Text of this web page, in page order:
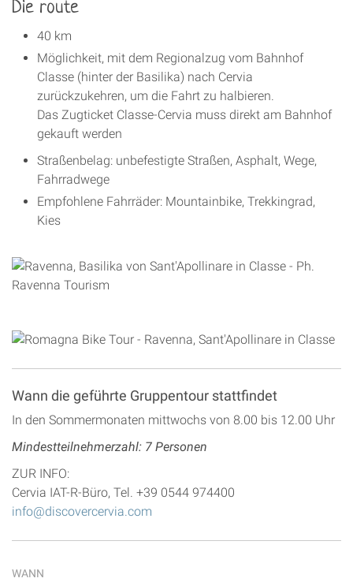
Die route
40 km
Möglichkeit, mit dem Regionalzug vom Bahnhof
Classe (hinter der Basilika) nach Cervia
zurückzukehren, um die Fahrt zu halbieren.
Das Zugticket Classe-Cervia muss direkt am Bahnhof
gekauft werden
Straßenbelag: unbefestigte Straßen, Asphalt, Wege,
Fahrradwege
Empfohlene Fahrräder: Mountainbike, Trekkingrad,
Kies
Wann die geführte Gruppentour stattfindet
In den Sommermonaten mittwochs von 8.00 bis 12.00 Uhr
Mindestteilnehmerzahl: 7 Personen
ZUR INFO:
Cervia IAT-R-Büro, Tel. +39 0544 974400
info@discovercervia.com
WANN